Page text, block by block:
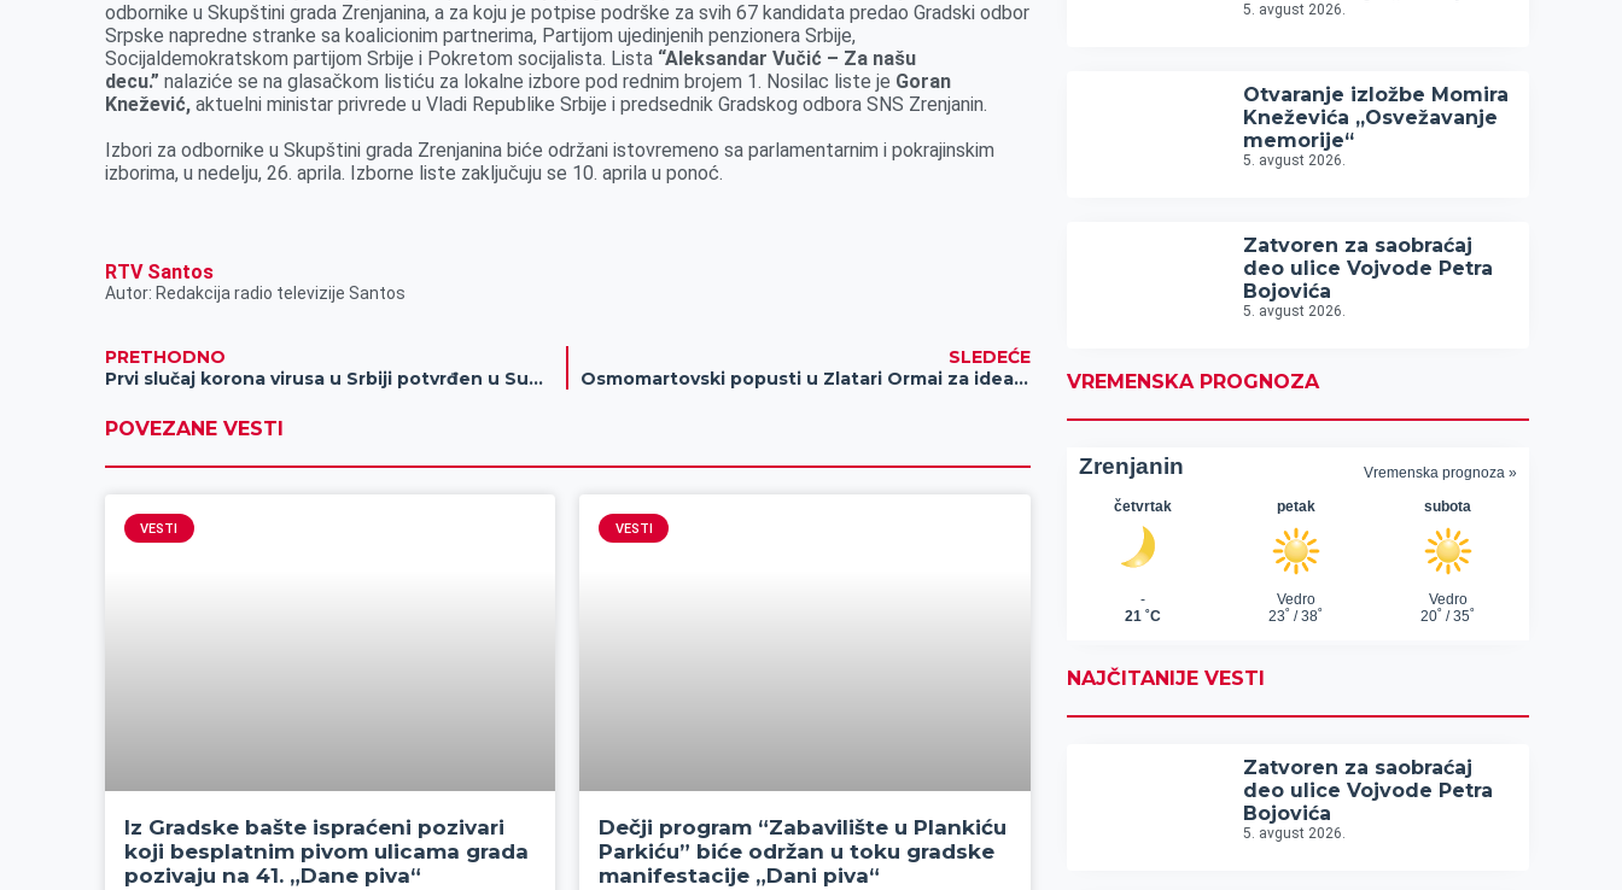
o
k
g
e
r
I
n
p
p
odbornike u Skupštini grada Zrenjanina, a za koju je potpise podrške za svih 67 kandidata predao Gradski odbor
Srpske napredne stranke sa koalicionim partnerima, Partijom ujedinjenih penzionera Srbije,
Socijaldemokratskom partijom Srbije i Pokretom socijalista. Lista “Aleksandar Vučić – Za našu
decu.” nalaziće se na glasačkom listiću za lokalne izbore pod rednim brojem 1. Nosilac liste je Goran
Knežević, aktuelni ministar privrede u Vladi Republike Srbije i predsednik Gradskog odbora SNS Zrenjanin.
Izbori za odbornike u Skupštini grada Zrenjanina biće održani istovremeno sa parlamentarnim i pokrajinskim
izborima, u nedelju, 26. aprila. Izborne liste zaključuju se 10. aprila u ponoć.
RTV Santos
Autor: Redakcija radio televizije Santos
PRETHODNO
Prvi slučaj korona virusa u Srbiji potvrđen u Subotici, pacijent u izolaciji
SLEDEĆE
Osmomartovski popusti u Zlatari Ormai za idealan pokolon
POVEZANE VESTI
VESTI
Iz Gradske bašte ispraćeni pozivari
koji besplatnim pivom ulicama grada
pozivaju na 41. „Dane piva“
VESTI
Dečji program “Zabavilište u Plankiću
Parkiću” biće održan u toku gradske
manifestacije „Dani piva“
5. avgust 2026.
Otvaranje izložbe Momira
Kneževića „Osvežavanje
memorije“
5. avgust 2026.
Zatvoren za saobraćaj
deo ulice Vojvode Petra
Bojovića
5. avgust 2026.
VREMENSKA PROGNOZA
NAJČITANIJE VESTI
Zatvoren za saobraćaj
deo ulice Vojvode Petra
Bojovića
5. avgust 2026.